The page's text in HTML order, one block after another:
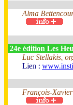
Alma
24e édition Les
Luc Stellakis,
Lien :
François-